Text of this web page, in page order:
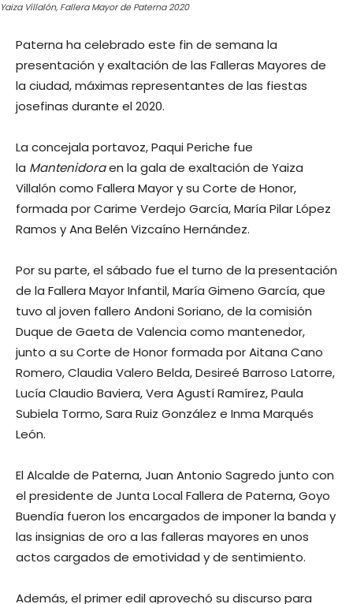
Yaiza Villalón, Fallera Mayor de Paterna 2020
Paterna ha celebrado este fin de semana la
presentación y exaltación de las Falleras Mayores de
la ciudad, máximas representantes de las fiestas
josefinas durante el 2020.
La concejala portavoz, Paqui Periche fue
la Mantenidoraen la gala de exaltación de Yaiza
Villalón como Fallera Mayor y su Corte de Honor,
formada por Carime Verdejo García, María Pilar López
Ramos y Ana Belén Vizcaíno Hernández.
Por su parte, el sábado fue el turno de la presentación
de la Fallera Mayor Infantil, María Gimeno García, que
tuvo al joven fallero Andoni Soriano, de la comisión
Duque de Gaeta de Valencia como mantenedor,
junto a su Corte de Honor formada por Aitana Cano
Romero, Claudia Valero Belda, Desireé Barroso Latorre,
Lucía Claudio Baviera, Vera Agustí Ramírez, Paula
Subiela Tormo, Sara Ruiz González e Inma Marqués
León.
El Alcalde de Paterna, Juan Antonio Sagredo junto con
el presidente de Junta Local Fallera de Paterna, Goyo
Buendía fueron los encargados de imponer la banda y
las insignias de oro a las falleras mayores en unos
actos cargados de emotividad y de sentimiento.
Además, el primer edil aprovechó su discurso para